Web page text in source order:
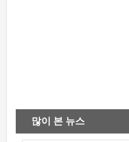
많이 본 뉴스